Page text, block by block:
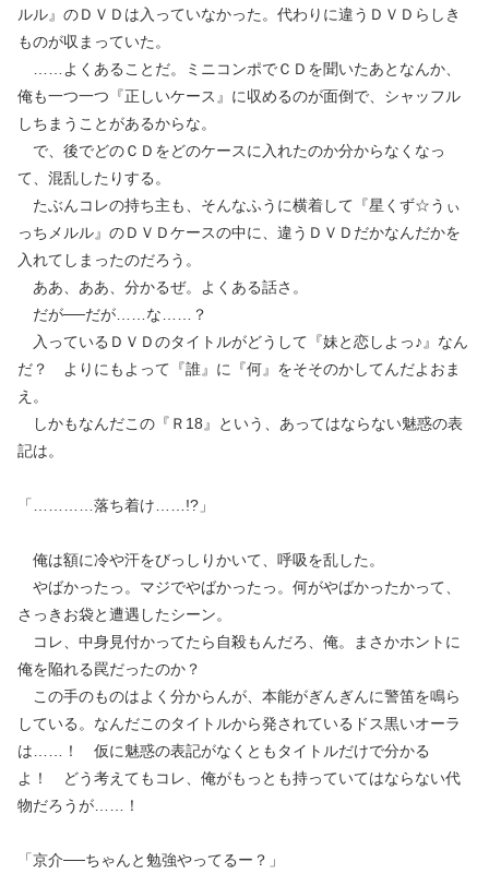
ルル』のＤＶＤは入っていなかった。代わりに違うＤＶＤらしき
ものが収まっていた。
……よくあることだ。ミニコンポでＣＤを聞いたあとなんか、
俺も一つ一つ『正しいケース』に収めるのが面倒で、シャッフル
しちまうことがあるからな。
で、後でどのＣＤをどのケースに入れたのか分からなくなっ
て、混乱したりする。
たぶんコレの持ち主も、そんなふうに横着して『星くず☆うぃ
っちメルル』のＤＶＤケースの中に、違うＤＶＤだかなんだかを
入れてしまったのだろう。
ああ、ああ、分かるぜ。よくある話さ。
だが──だが……な……？
入っているＤＶＤのタイトルがどうして『妹と恋しよっ♪』なん
だ？ よりにもよって『誰』に『何』をそそのかしてんだよおま
え。
しかもなんだこの『Ｒ18』という、あってはならない魅惑の表
記は。
「…………落ち着け……!?」
俺は額に冷や汗をびっしりかいて、呼吸を乱した。
やばかったっ。マジでやばかったっ。何がやばかったかって、
さっきお袋と遭遇したシーン。
コレ、中身見付かってたら自殺もんだろ、俺。まさかホントに
俺を陥れる罠だったのか？
この手のものはよく分からんが、本能がぎんぎんに警笛を鳴ら
している。なんだこのタイトルから発されているドス黒いオーラ
は……！ 仮に魅惑の表記がなくともタイトルだけで分かる
よ！ どう考えてもコレ、俺がもっとも持っていてはならない代
物だろうが……！
「京介──ちゃんと勉強やってるー？」